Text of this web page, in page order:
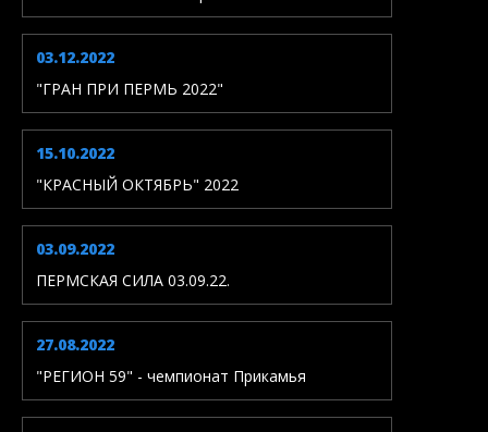
03.12.2022
"ГРАН ПРИ ПЕРМЬ 2022"
15.10.2022
"КРАСНЫЙ ОКТЯБРЬ" 2022
03.09.2022
ПЕРМСКАЯ СИЛА 03.09.22.
27.08.2022
"РЕГИОН 59" - чемпионат Прикамья